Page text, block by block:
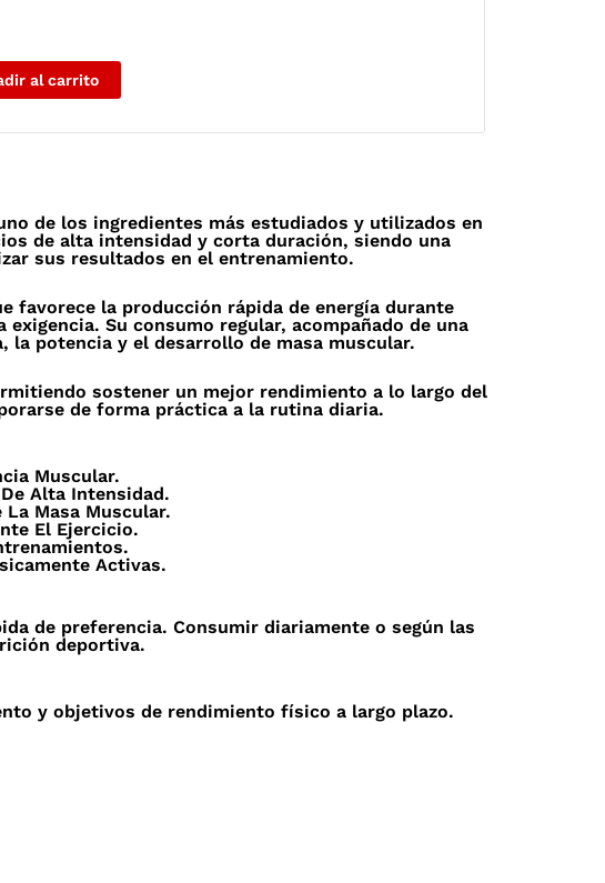
al carrito
de los ingredientes más estudiados y utilizados en
de alta intensidad y corta duración, siendo una
sus resultados en el entrenamiento.
favorece la producción rápida de energía durante
Su consumo regular, acompañado de una
potencia y el desarrollo de masa muscular.
sostener un mejor rendimiento a lo largo del
de forma práctica a la rutina diaria.
Muscular.
Alta Intensidad.
Masa Muscular.
El Ejercicio.
Activas.
de preferencia. Consumir diariamente o según las
deportiva.
y objetivos de rendimiento físico a largo plazo.